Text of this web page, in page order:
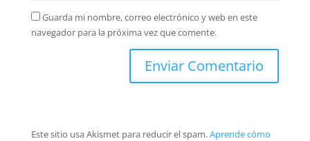
Guarda mi nombre, correo electrónico y web en este
navegador para la próxima vez que comente.
Este sitio usa Akismet para reducir el spam.Aprende cómo